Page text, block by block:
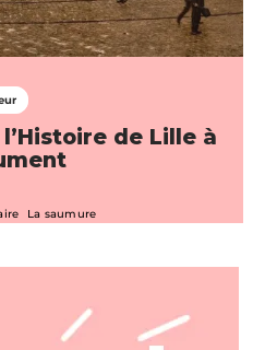
de Lille à
La saumure